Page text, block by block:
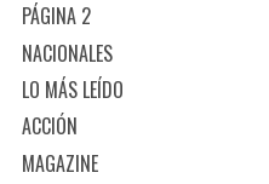
PÁGINA 2
NACIONALES
LO MÁS LEÍDO
ACCIÓN
MAGAZINE